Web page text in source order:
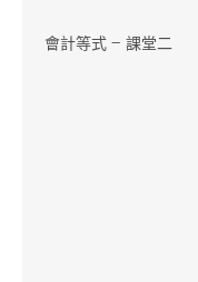
會計等式 – 課堂二